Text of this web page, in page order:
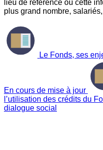
lieu de référence où cette
plus grand nombre,
Le Fonds, ses
En cours de mise à jour
l’utilisation des crédits du
dialogue social